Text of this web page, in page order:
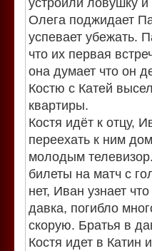
устроили ловушку
Олега поджидает
успевает убежать.
что их первая
она думает что он
Костю с Катей
квартиры.
Костя идёт к отцу,
переехать к ним
молодым
билеты на матч с
нет, Иван узнает
давка, погибло
скорую. Братья в
Костя идет в Катин